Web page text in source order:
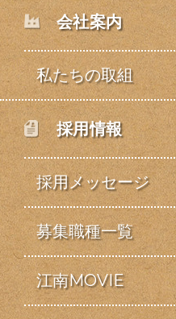
会社案内
私たちの取組
採用情報
採用メッセージ
募集職種一覧
江南MOVIE